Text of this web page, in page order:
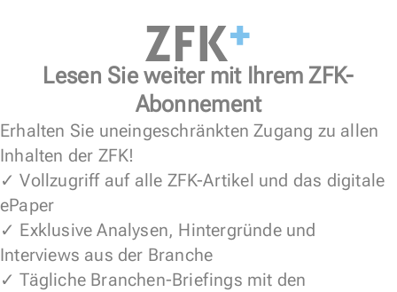
Lesen Sie weiter mit Ihrem ZFK-
Abonnement
Erhalten Sie uneingeschränkten Zugang zu allen
Inhalten der ZFK!
✓ Vollzugriff auf alle ZFK-Artikel und das digitale
ePaper
✓ Exklusive Analysen, Hintergründe und
Interviews aus der Branche
✓ Tägliche Branchen-Briefings mit den